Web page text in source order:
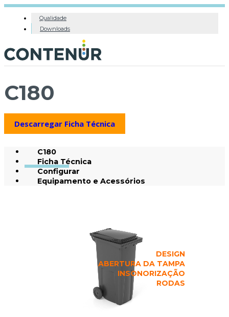
Qualidade
Downloads
C180
Descarregar Ficha Técnica
C180
Ficha Técnica
Configurar
Equipamento e Acessórios
DESIGN
ABERTURA DA TAMPA
INSONORIZAÇÃO
RODAS